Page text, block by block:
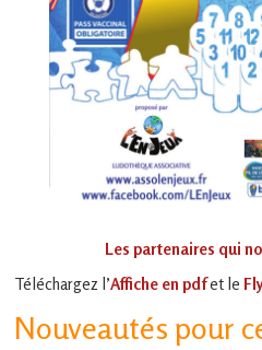
Les partenaires qui
Téléchargez l’Affiche en pdfet le
Nouveautés pour